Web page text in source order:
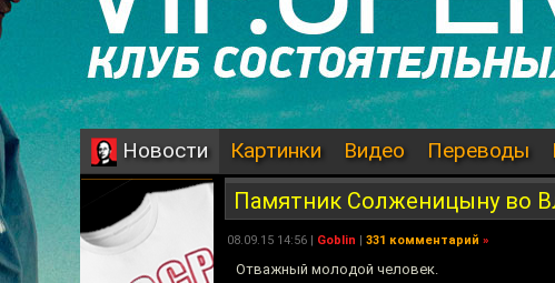
Новости Картинки Видео Переводы
Памятник Солженицыну во
08.09.15 14:56 | Goblin | 331 комментарий »
Отважный молодой человек.